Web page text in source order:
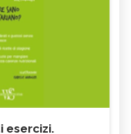
esercizi.